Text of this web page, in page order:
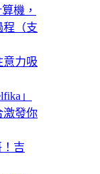
機，
程（支
意力吸
」
激發你
吉